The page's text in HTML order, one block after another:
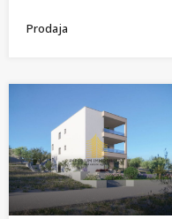
Prodaja